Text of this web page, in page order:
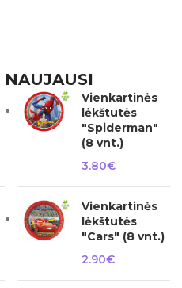
NAUJAUSI
Vienkartinės
lėkštutės
"Spiderman"
(8 vnt.)
3.80€
Vienkartinės
lėkštutės
"Cars" (8 vnt.)
2.90€